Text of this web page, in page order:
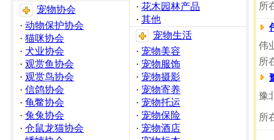
宠物协会
· 动物保护协会
· 猫咪协会
· 犬业协会
· 观赏鱼协会
· 观赏鸟协会
· 信鸽协会
· 龟鳖协会
· 兔兔协会
· 仓鼠龙猫协会
· 花木园林产品
· 其他
宠物生活
· 宠物美容
· 宠物服饰
· 宠物摄影
· 宠物寄养
· 宠物托运
· 宠物保险
· 宠物酒店
所
伟
所
豫
所